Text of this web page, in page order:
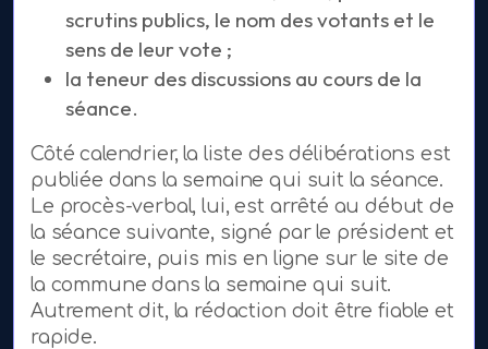
scrutins publics, le nom des votants et le
sens de leur vote ;
la teneur des discussions au cours de la
séance.
Côté calendrier, la liste des délibérations est
publiée dans la semaine qui suit la séance.
Le procès-verbal, lui, est arrêté au début de
la séance suivante, signé par le président et
le secrétaire, puis mis en ligne sur le site de
la commune dans la semaine qui suit.
Autrement dit, la rédaction doit être fiable et
rapide.